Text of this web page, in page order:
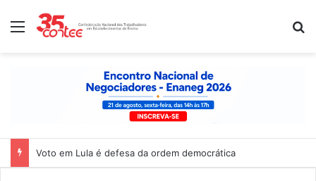
Menu
Voto em Lula é defesa da ordem democrática